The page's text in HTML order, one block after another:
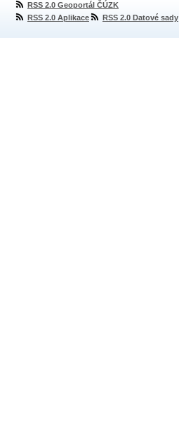
RSS 2.0 Geoportál ČÚZK
RSS 2.0 Aplikace
RSS 2.0 Datové sady